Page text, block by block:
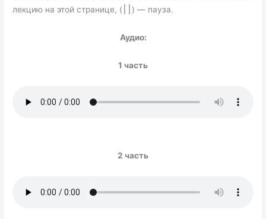
лекцию на этой странице, (
) — пауза.
Аудио:
1 часть
2 часть